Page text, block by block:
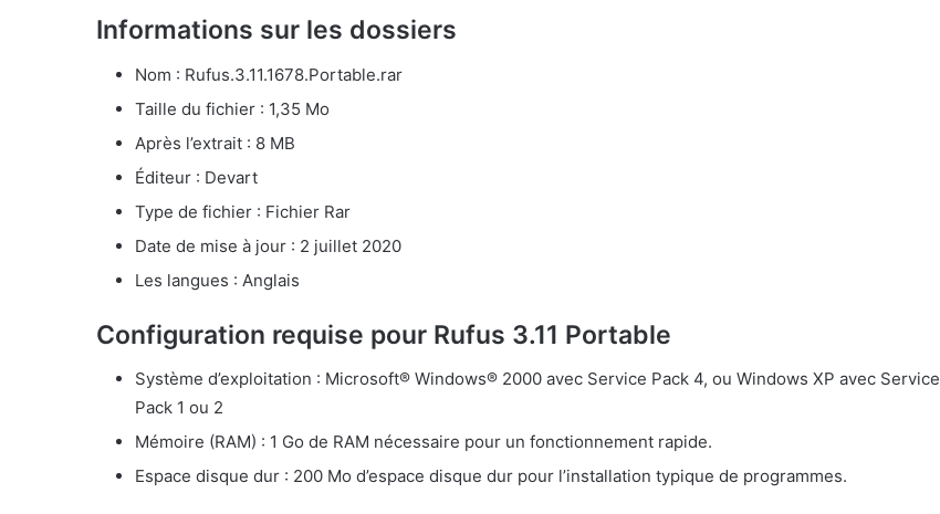
Informations sur les dossiers
Nom : Rufus.3.11.1678.Portable.rar
Taille du fichier : 1,35 Mo
Après l’extrait : 8 MB
Éditeur : Devart
Type de fichier : Fichier Rar
Date de mise à jour : 2 juillet 2020
Les langues : Anglais
Configuration requise pour Rufus 3.11 Portable
Système d’exploitation : Microsoft® Windows® 2000 avec Service Pack 4, ou Windows XP avec Service
Pack 1 ou 2
Mémoire (RAM) : 1 Go de RAM nécessaire pour un fonctionnement rapide.
Espace disque dur : 200 Mo d’espace disque dur pour l’installation typique de programmes.